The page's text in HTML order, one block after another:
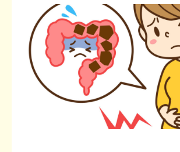
お知らせ
お問い合わせ